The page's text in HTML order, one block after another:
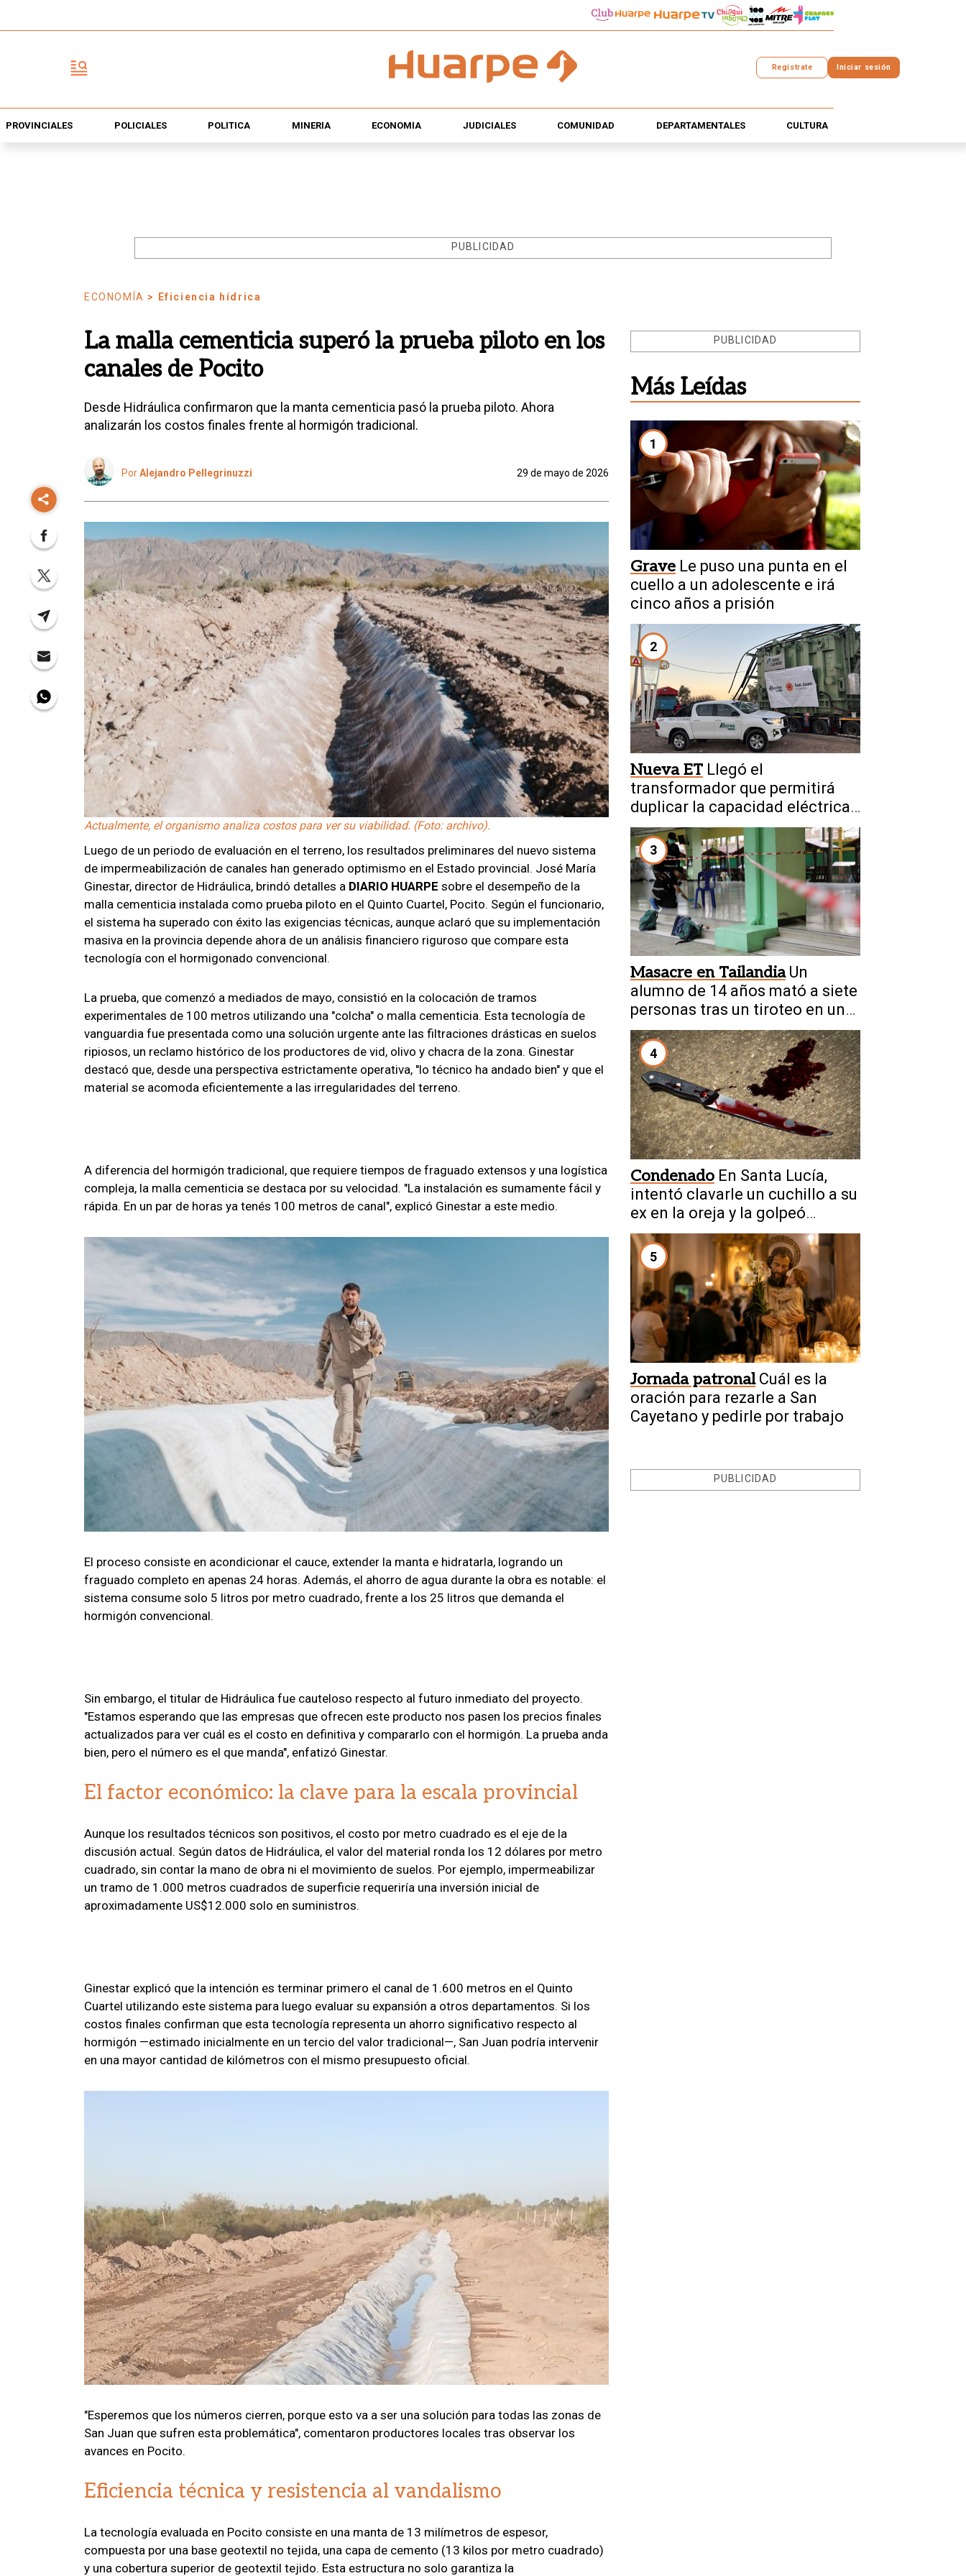
Registrate Iniciar sesión
PROVINCIALES POLICIALES POLÍTICA MINERÍA ECONOMÍA JUDICIALES COMUNIDAD DEPARTAMENTALES CULTURA
PUBLICIDAD
ECONOMÍA > Eficiencia hídrica
La malla cementicia superó la prueba piloto en los
canales de Pocito
Desde Hidráulica confirmaron que la manta cementicia pasó la prueba piloto. Ahora
analizarán los costos finales frente al hormigón tradicional.
PorAlejandro Pellegrinuzzi 29 de mayo de 2026
Actualmente, el organismo analiza costos para ver su viabilidad. (Foto: archivo).
Luego de un periodo de evaluación en el terreno, los resultados preliminares del nuevo sistema
de impermeabilización de canales han generado optimismo en el Estado provincial. José María
Ginestar, director de Hidráulica, brindó detalles a DIARIO HUARPE sobre el desempeño de la
malla cementicia instalada como prueba piloto en el Quinto Cuartel, Pocito. Según el funcionario,
el sistema ha superado con éxito las exigencias técnicas, aunque aclaró que su implementación
masiva en la provincia depende ahora de un análisis financiero riguroso que compare esta
tecnología con el hormigonado convencional.
La prueba, que comenzó a mediados de mayo, consistió en la colocación de tramos
experimentales de 100 metros utilizando una "colcha" o malla cementicia. Esta tecnología de
vanguardia fue presentada como una solución urgente ante las filtraciones drásticas en suelos
ripiosos, un reclamo histórico de los productores de vid, olivo y chacra de la zona. Ginestar
destacó que, desde una perspectiva estrictamente operativa, "lo técnico ha andado bien" y que el
material se acomoda eficientemente a las irregularidades del terreno.
A diferencia del hormigón tradicional, que requiere tiempos de fraguado extensos y una logística
compleja, la malla cementicia se destaca por su velocidad. "La instalación es sumamente fácil y
rápida. En un par de horas ya tenés 100 metros de canal", explicó Ginestar a este medio.
El proceso consiste en acondicionar el cauce, extender la manta e hidratarla, logrando un
fraguado completo en apenas 24 horas. Además, el ahorro de agua durante la obra es notable: el
sistema consume solo 5 litros por metro cuadrado, frente a los 25 litros que demanda el
hormigón convencional.
Sin embargo, el titular de Hidráulica fue cauteloso respecto al futuro inmediato del proyecto.
"Estamos esperando que las empresas que ofrecen este producto nos pasen los precios finales
actualizados para ver cuál es el costo en definitiva y compararlo con el hormigón. La prueba anda
bien, pero el número es el que manda", enfatizó Ginestar.
El factor económico: la clave para la escala provincial
Aunque los resultados técnicos son positivos, el costo por metro cuadrado es el eje de la
discusión actual. Según datos de Hidráulica, el valor del material ronda los 12 dólares por metro
cuadrado, sin contar la mano de obra ni el movimiento de suelos. Por ejemplo, impermeabilizar
un tramo de 1.000 metros cuadrados de superficie requeriría una inversión inicial de
aproximadamente US$12.000 solo en suministros.
Ginestar explicó que la intención es terminar primero el canal de 1.600 metros en el Quinto
Cuartel utilizando este sistema para luego evaluar su expansión a otros departamentos. Si los
costos finales confirman que esta tecnología representa un ahorro significativo respecto al
hormigón —estimado inicialmente en un tercio del valor tradicional—, San Juan podría intervenir
en una mayor cantidad de kilómetros con el mismo presupuesto oficial.
"Esperemos que los números cierren, porque esto va a ser una solución para todas las zonas de
San Juan que sufren esta problemática", comentaron productores locales tras observar los
avances en Pocito.
Eficiencia técnica y resistencia al vandalismo
La tecnología evaluada en Pocito consiste en una manta de 13 milímetros de espesor,
compuesta por una base geotextil no tejida, una capa de cemento (13 kilos por metro cuadrado)
y una cobertura superior de geotextil tejido. Esta estructura no solo garantiza la
PUBLICIDAD
Más Leídas
1
Grave Le puso una punta en el
cuello a un adolescente e irá
cinco años a prisión
2
Nueva ET Llegó el
transformador que permitirá
duplicar la capacidad eléctrica
de San Juan
3
Masacre en Tailandia Un
alumno de 14 años mató a siete
personas tras un tiroteo en una
escuela
4
Condenado En Santa Lucía,
intentó clavarle un cuchillo a su
ex en la oreja y la golpeó
brutalmente
5
Jornada patronal Cuál es la
oración para rezarle a San
Cayetano y pedirle por trabajo
PUBLICIDAD